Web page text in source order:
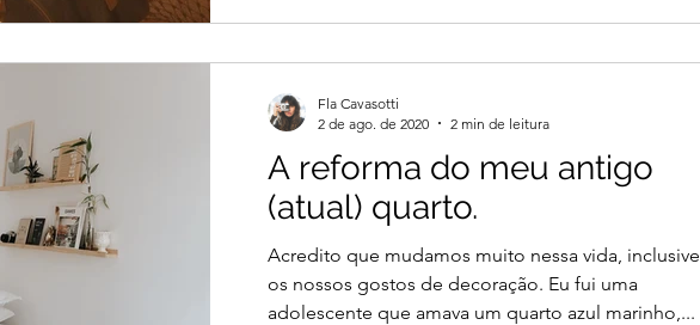
A reforma do meu antigo
(atual) quarto.
Acredito que mudamos muito nessa vida, inclusive
os nossos gostos de decoração. Eu fui uma
adolescente que amava um quarto azul marinho,...
Fla Cavasotti
2 de ago. de 2020
2 min de leitura